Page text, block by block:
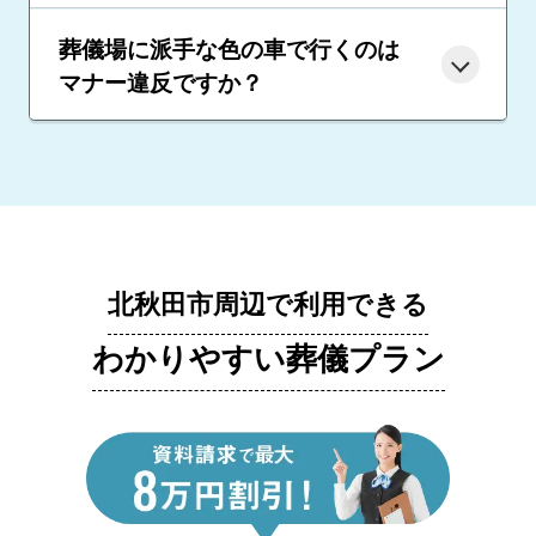
葬儀場に派手な色の車で行くのは
マナー違反ですか？
北秋田市周辺で利用できる
わかりやすい葬儀プラン